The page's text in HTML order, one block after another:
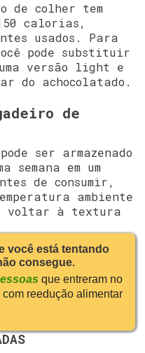
de colher tem
calorias,
usados. Para
pode substituir
versão light e
do achocolatado.
de
ser armazenado
em um
de consumir,
ambiente
voltar à textura
você está tentando
consegue.
que entreram no
com reedução alimentar